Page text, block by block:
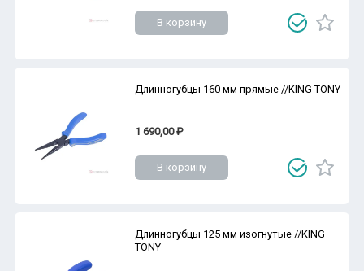
В корзину
Длинногубцы 160 мм прямые //KING TONY
1 690,00 ₽
В корзину
Длинногубцы 125 мм изогнутые //KING
TONY